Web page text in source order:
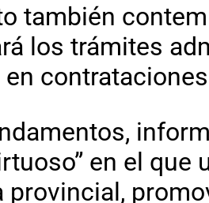
también
los trámites
en el
provincial,